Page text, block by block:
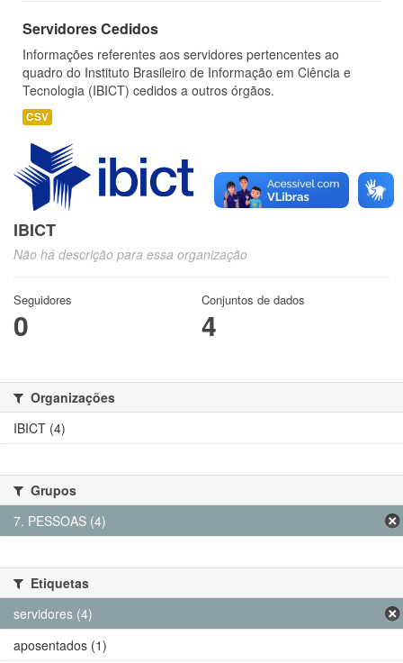
Servidores Cedidos
Informações referentes aos servidores pertencentes ao
quadro do Instituto Brasileiro de Informação em Ciência e
Tecnologia (IBICT) cedidos a outros órgãos.
CSV
IBICT
Não há descrição para essa organização
Seguidores
0
Conjuntos de dados
4
Organizações
IBICT (4)
Grupos
7. PESSOAS (4)
Etiquetas
servidores (4)
aposentados (1)